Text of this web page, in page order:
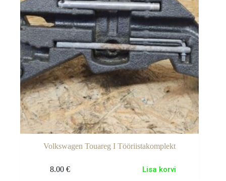
Volkswagen Touareg I Tööriistakomplekt
8.00 € Lisa korvi